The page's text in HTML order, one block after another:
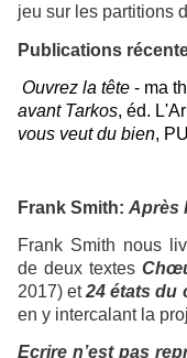
jeu sur les partitions
Publications
Ouvrez la tête - ma
avant Tarkos, éd.
vous veut du bien,
Frank Smith: Après
Frank Smith nous
de deux textes
2017) et24 états du
en y intercalant la
Ecrire n’est pas